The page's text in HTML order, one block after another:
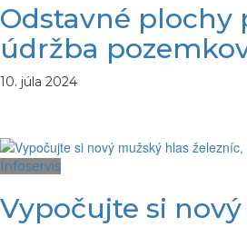
Odstavné plochy
údržba
10. júla 2024
Infoservis
Vypočujte si